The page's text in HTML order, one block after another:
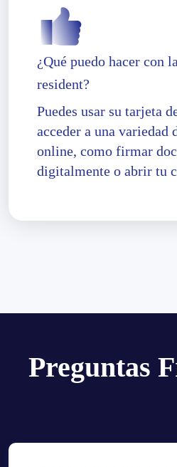
¿Qué puedo hacer con
resident?
Puedes usar su tarjeta
acceder a una variedad
online, como firmar
digitalmente o abrir tu
Preguntas